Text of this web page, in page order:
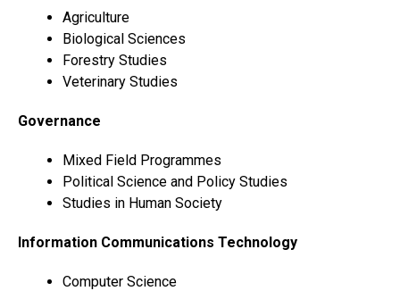
Agriculture
Biological Sciences
Forestry Studies
Veterinary Studies
Governance
Mixed Field Programmes
Political Science and Policy Studies
Studies in Human Society
Information Communications Technology
Computer Science